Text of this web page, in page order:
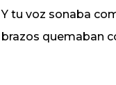
Y tu voz sonaba
brazos quemaban